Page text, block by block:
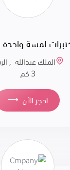
لمسة واحدة
الملك عبدالله ,
3 كم
⟶ احجز الآن